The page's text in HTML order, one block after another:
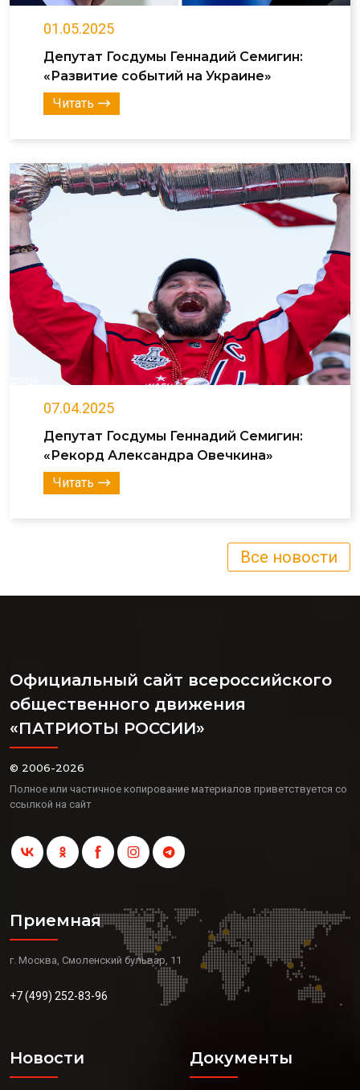
01.05.2025
Депутат Госдумы Геннадий Семигин:
«Развитие событий на Украине»
Читать
07.04.2025
Депутат Госдумы Геннадий Семигин:
«Рекорд Александра Овечкина»
Читать
Все новости
Официальный сайт всероссийского
общественного движения
«ПАТРИОТЫ РОССИИ»
© 2006-2026
Полное или частичное копирование материалов приветствуется со
ссылкой на сайт
Приемная
г. Москва, Смоленский бульвар, 11
+7 (499) 252-83-96
Новости Документы